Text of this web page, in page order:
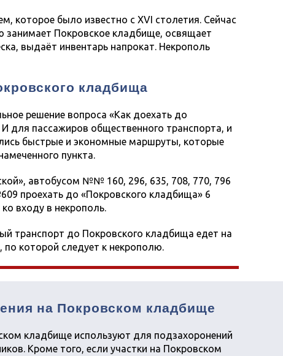
которое было известно с XVI столетия. Сейчас
Покровское кладбище, освящает
выдаёт инвентарь напрокат. Некрополь
кладбища
решение вопроса «Как доехать до
для пассажиров общественного транспорта, и
быстрые и экономные маршруты, которые
пункта.
автобусом №№ 160, 296, 635, 708, 770, 796
проехать до «Покровского кладбища» 6
входу в некрополь.
транспорт до Покровского кладбища едет на
по которой следует к некрополю.
на Покровском кладбище
кладбище используют для подзахоронений
Кроме того, если участки на Покровском